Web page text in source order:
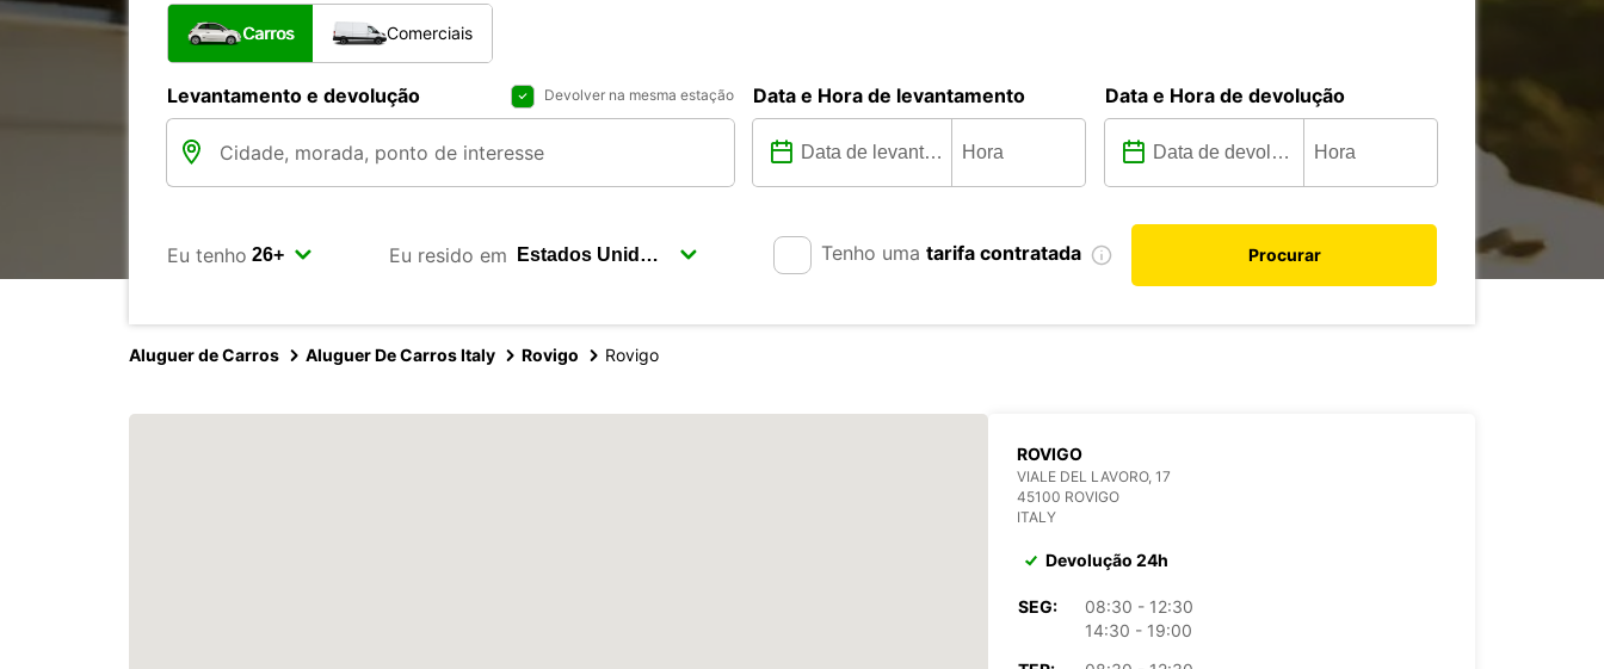
Carros Comerciais
Levantamento e devolução Devolver na mesma estação Data e Hora de levantamento Data e Hora de devolução
Eu tenho Eu resido em Tenho uma tarifa contratada Procurar
Aluguer de Carros Aluguer De Carros Italy Rovigo Rovigo
ROVIGO
VIALE DEL LAVORO, 17
45100 ROVIGO
ITALY
Devolução 24h
SEG:
08:30 - 12:30
14:30 - 19:00